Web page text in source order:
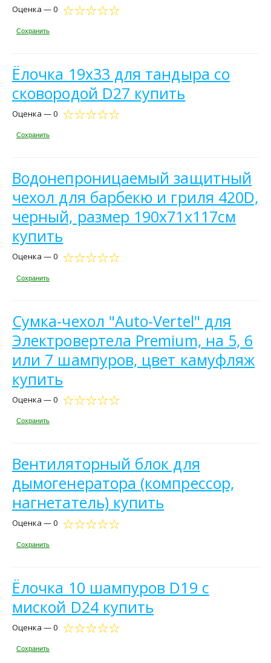
Оценка — 0
Сохранить
Ёлочка 19x33 для тандыра со
сковородой D27 купить
Оценка — 0
Сохранить
Водонепроницаемый защитный
чехол для барбекю и гриля 420D,
черный, размер 190x71x117см
купить
Оценка — 0
Сохранить
Сумка-чехол "Auto-Vertel" для
Электровертела Premium, на 5, 6
или 7 шампуров, цвет камуфляж
купить
Оценка — 0
Сохранить
Вентиляторный блок для
дымогенератора (компрессор,
нагнетатель) купить
Оценка — 0
Сохранить
Ёлочка 10 шампуров D19 с
миской D24 купить
Оценка — 0
Сохранить